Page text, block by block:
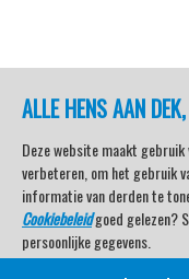
ALLE HENS AAN
Deze website maakt
verbeteren, om het gebruik
informatie van derden te
Cookiebeleidgoed gelezen?
persoonlijke gegevens.